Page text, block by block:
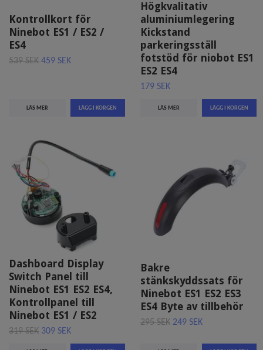
Kontrollkort för
Ninebot ES1 / ES2 /
ES4
539 SEK 459 SEK
LÄS MER
Högkvalitativ
aluminiumlegering
Kickstand
parkeringsställ
fotstöd för niobot ES1
ES2 ES4
179 SEK
LÄS MER
Dashboard Display
Switch Panel till
Ninebot ES1 ES2 ES4,
Kontrollpanel till
Ninebot ES1 / ES2
319 SEK 309 SEK
Bakre
stänkskyddssats för
Ninebot ES1 ES2 ES3
ES4 Byte av tillbehör
295 SEK 249 SEK